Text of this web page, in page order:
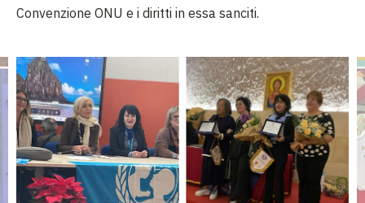
Convenzione ONU e i diritti in essa sanciti.